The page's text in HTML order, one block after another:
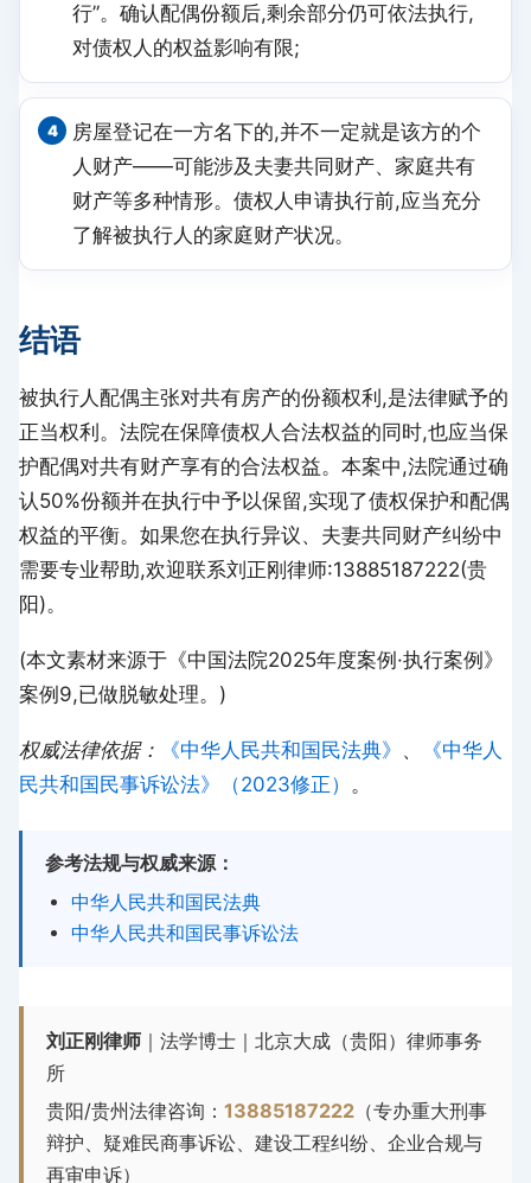
行”。确认配偶份额后,剩余部分仍可依法执行,
对债权人的权益影响有限;
房屋登记在一方名下的,并不一定就是该方的个
人财产——可能涉及夫妻共同财产、家庭共有
财产等多种情形。债权人申请执行前,应当充分
了解被执行人的家庭财产状况。
结语
被执行人配偶主张对共有房产的份额权利,是法律赋予的
正当权利。法院在保障债权人合法权益的同时,也应当保
护配偶对共有财产享有的合法权益。本案中,法院通过确
认50%份额并在执行中予以保留,实现了债权保护和配偶
权益的平衡。如果您在执行异议、夫妻共同财产纠纷中
需要专业帮助,欢迎联系刘正刚律师:13885187222(贵
阳)。
(本文素材来源于《中国法院2025年度案例·执行案例》
案例9,已做脱敏处理。)
权威法律依据： 《中华人民共和国民法典》 、
《中华人
民共和国民事诉讼法》（2023修正） 。
参考法规与权威来源：
中华人民共和国民法典
中华人民共和国民事诉讼法
刘正刚律师 ｜法学博士｜北京大成（贵阳）律师事务
所
贵阳/贵州法律咨询：13885187222 （专办重大刑事
辩护、疑难民商事诉讼、建设工程纠纷、企业合规与
再审申诉）